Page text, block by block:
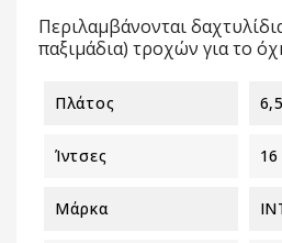
Περιλαμβάνονται
παξιμάδια) τροχών για το
Πλάτος 6,5
Ίντσες 16
Μάρκα